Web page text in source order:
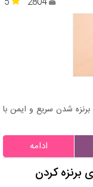
شدن سریع و ایمن با
ادامه
برنزه کردن